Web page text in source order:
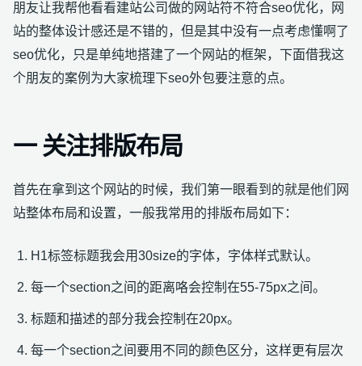
朋友让我帮他看看建站公司做的网站符不符合seo优化，网
站的整体设计感还是不错的，但是其中没有一点考虑懂啊了
seo优化，只是单纯地搭建了一个网站的框架，下面借我这
个朋友的案例为大家梳理下seo外包要注意的点。
一 关注排版布局
首先在拿到这个网站的时候，我们第一眼看到的就是他们网
站整体布局和设置，一般我常用的排版布局如下：
H1标签标题我会用30size的字体，字体样式默认。
每一个section之间的距离咯会控制在55-75px之间。
标题和描述的部分我会控制在20px。
每一个section之间要用不同的颜色区分，这样更有层次